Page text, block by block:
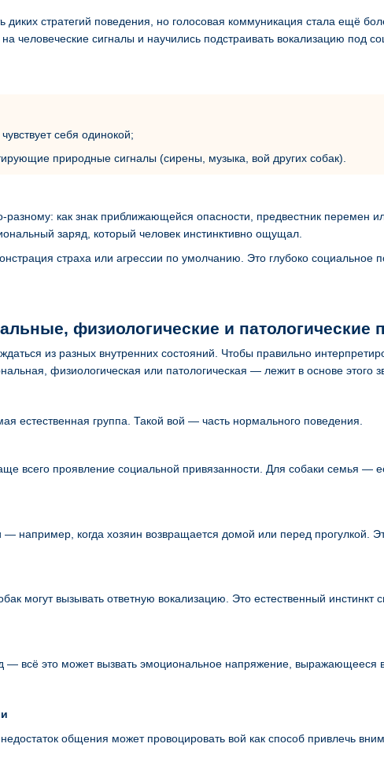
стратегий поведения, но голосовая коммуникация стала ещё
человеческие сигналы и научились подстраивать вокализацию под
себя одинокой;
природные сигналы (сирены, музыка, вой других собак).
разному: как знак приближающейся опасности, предвестник перемен
заряд, который человек инстинктивно ощущал.
страха или агрессии по умолчанию. Это глубоко социальное
физиологические и патологические
из разных внутренних состояний. Чтобы правильно
физиологическая или патологическая — лежит в основе этого
группа. Такой вой — часть нормального поведения.
всего проявление социальной привязанности. Для собаки семья —
— например, когда хозяин возвращается домой или перед прогулкой.
могут вызывать ответную вокализацию. Это естественный инстинкт
— всё это может вызвать эмоциональное напряжение, выражающееся
общения может провоцировать вой как способ привлечь